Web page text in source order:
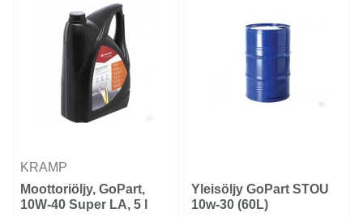
KRAMP
Moottoriöljy, GoPart,
10W-40 Super LA, 5 l
Yleisöljy GoPart STOU
10w-30 (60L)